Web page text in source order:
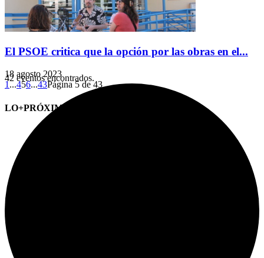
El PSOE critica que la opción por las obras en el...
18 agosto 2023
1...456...43Página 5 de 43
LO+PRÓXIMO (CITAS)
42 eventos encontrados.